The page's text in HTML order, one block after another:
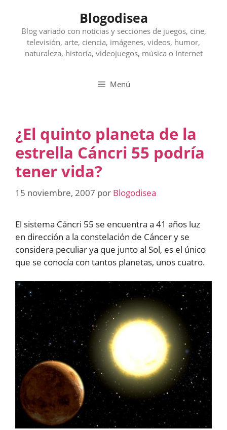
contenido
Blogodisea
Blog variado con noticias y secciones de juegos, cine,
televisión, arte, ciencia, imágenes, videos, humor,
naturaleza, historia, videojuegos, música o Internet
Menú
¿El quinto planeta de la
estrella Cáncri 55 podría
tener vida?
15 noviembre, 2007 por Blogodisea
El sistema Cáncri 55 se encuentra a 41 años luz
en dirección a la constelación de Cáncer y se
considera peculiar ya que junto al Sol, es el único
que se conocía con tantos planetas, unos cuatro.